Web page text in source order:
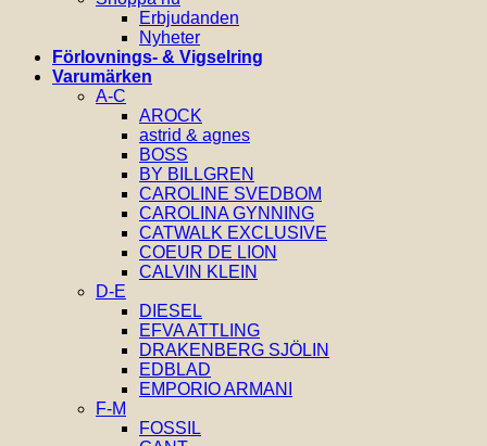
Erbjudanden
Nyheter
Förlovnings- & Vigselring
Varumärken
A-C
AROCK
astrid & agnes
BOSS
BY BILLGREN
CAROLINE SVEDBOM
CAROLINA GYNNING
CATWALK EXCLUSIVE
COEUR DE LION
CALVIN KLEIN
D-E
DIESEL
EFVA ATTLING
DRAKENBERG SJÖLIN
EDBLAD
EMPORIO ARMANI
F-M
FOSSIL